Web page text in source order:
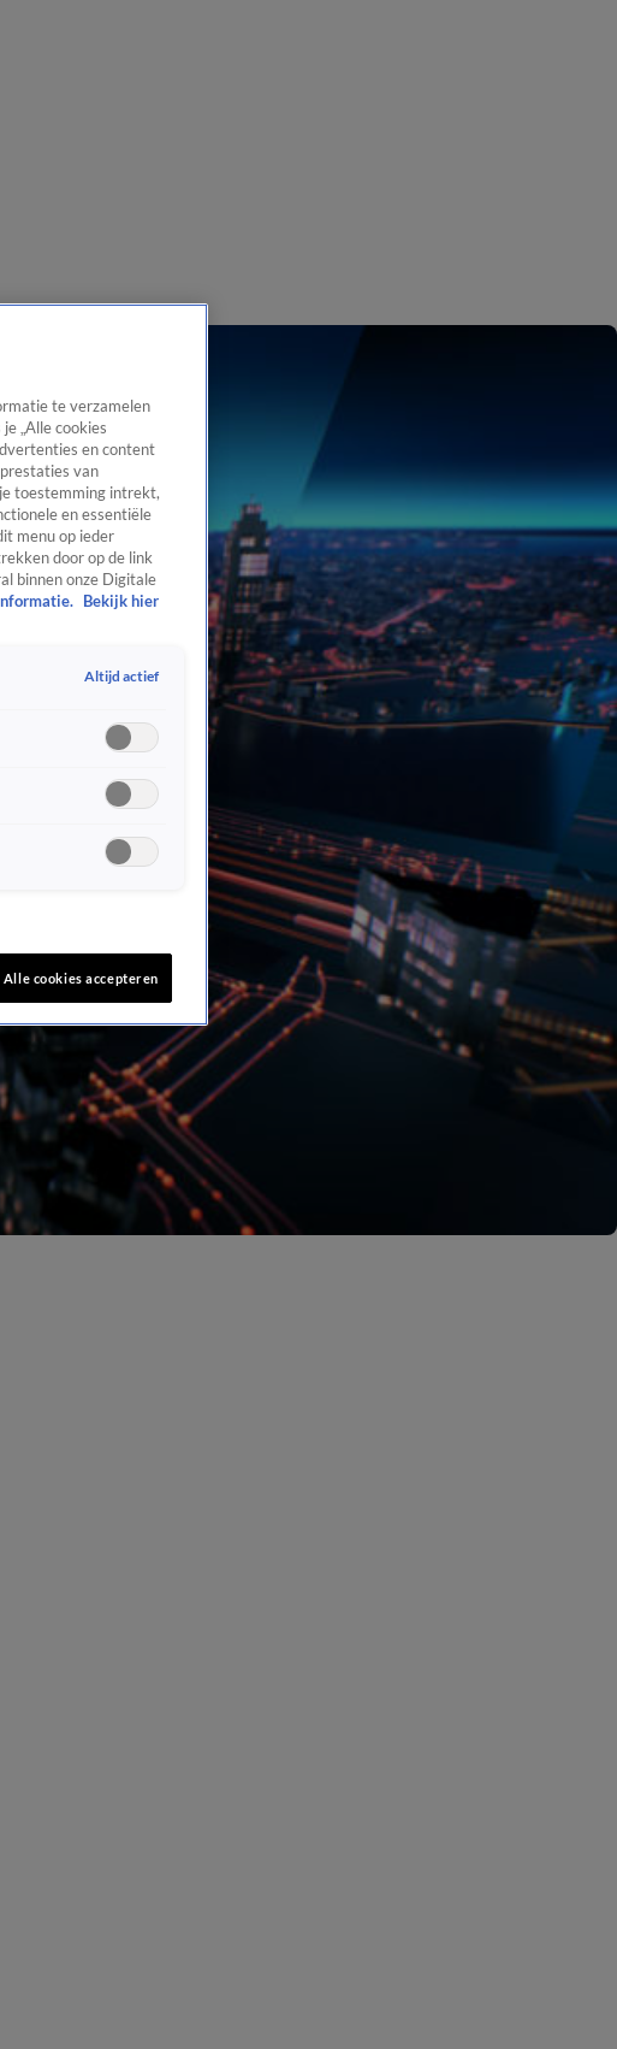
te verzamelen
„Alle cookies
en content
van
toestemming intrekt,
en essentiële
menu op ieder
door op de link
binnen onze Digitale
Bekijk hier
Altijd actief
Alle cookies accepteren